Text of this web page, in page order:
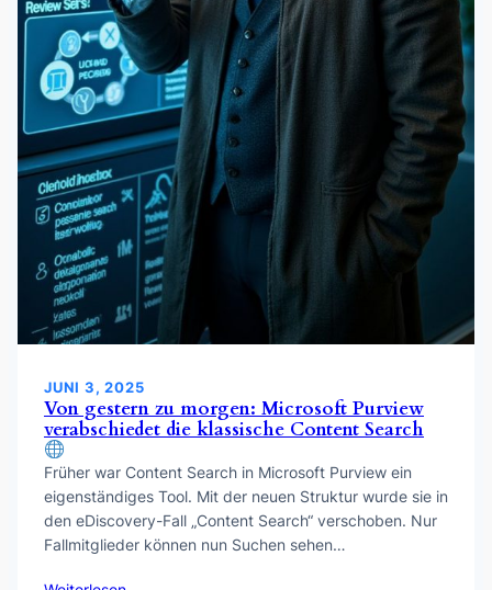
JUNI 3, 2025
Von gestern zu morgen: Microsoft Purview
verabschiedet die klassische Content Search
Früher war Content Search in Microsoft Purview ein
eigenständiges Tool. Mit der neuen Struktur wurde sie in
den eDiscovery-Fall „Content Search“ verschoben. Nur
Fallmitglieder können nun Suchen sehen…